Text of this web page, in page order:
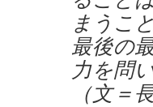
まうこ
最後の
力を問
（文＝